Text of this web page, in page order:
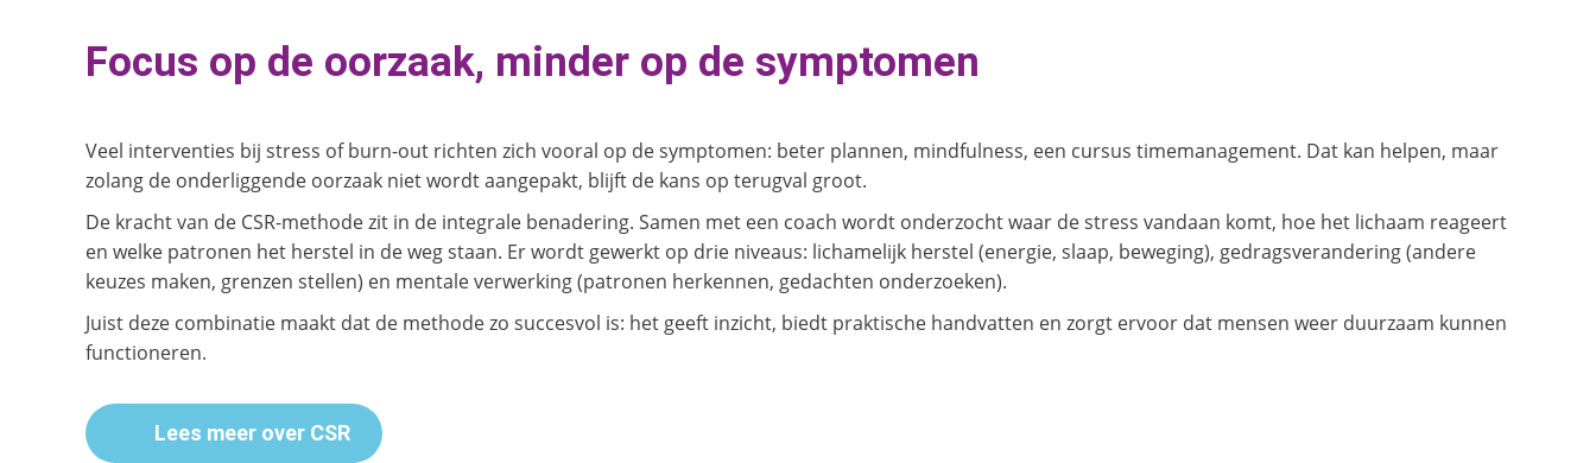
Focus op de oorzaak, minder op de symptomen
Veel interventies bij stress of burn-out richten zich vooral op de symptomen: beter plannen, mindfulness, een cursus timemanagement. Dat kan helpen, maar
zolang de onderliggende oorzaak niet wordt aangepakt, blijft de kans op terugval groot.
De kracht van de CSR-methode zit in de integrale benadering. Samen met een coach wordt onderzocht waar de stress vandaan komt, hoe het lichaam reageert
en welke patronen het herstel in de weg staan. Er wordt gewerkt op drie niveaus: lichamelijk herstel (energie, slaap, beweging), gedragsverandering (andere
keuzes maken, grenzen stellen) en mentale verwerking (patronen herkennen, gedachten onderzoeken).
Juist deze combinatie maakt dat de methode zo succesvol is: het geeft inzicht, biedt praktische handvatten en zorgt ervoor dat mensen weer duurzaam kunnen
functioneren.
Lees meer over CSR